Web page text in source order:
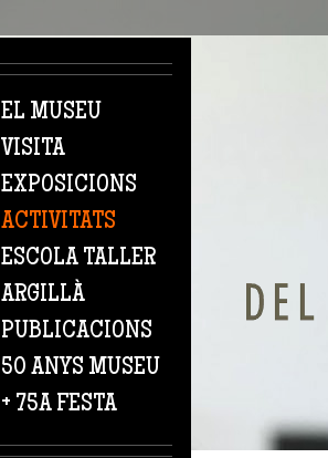
EL MUSEU
VISITA
EXPOSICIONS
ACTIVITATS
ESCOLA TALLER
ARGILLÀ
PUBLICACIONS
50 ANYS MUSEU
+ 75A FESTA